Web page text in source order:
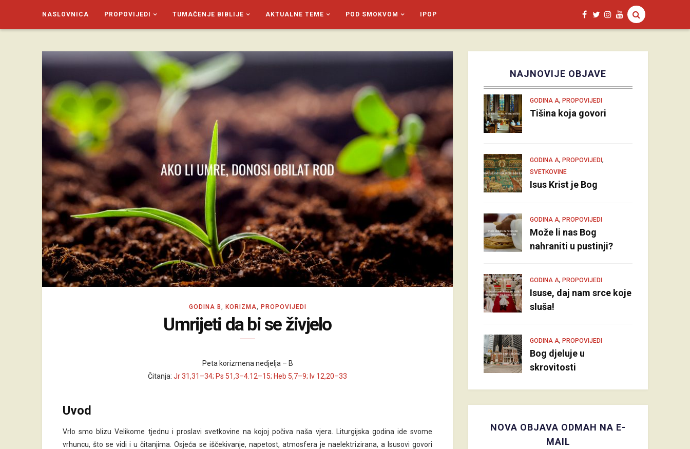
NASLOVNICA PROPOVIJEDI TUMAČENJE BIBLIJE AKTUALNE TEME POD SMOKVOM IPOP
SAGUD.XYZ
GODINA B, KORIZMA, PROPOVIJEDI
Umrijeti da bi se živjelo
Peta korizmena nedjelja – B
Čitanja: Jr 31,31–34; Ps 51,3–4.12–15; Heb 5,7–9; Iv 12,20–33
Uvod
Vrlo smo blizu Velikome tjednu i proslavi svetkovine na kojoj počiva naša vjera. Liturgijska godina ide svome
vrhuncu, što se vidi i u čitanjima. Osjeća se iščekivanje, napetost, atmosfera je naelektrizirana, a Isusovi govori
NAJNOVIJE OBJAVE
GODINA A, PROPOVIJEDI
Tišina koja govori
GODINA A, PROPOVIJEDI ,
SVETKOVINE
Isus Krist je Bog
GODINA A, PROPOVIJEDI
Može li nas Bog
nahraniti u pustinji?
GODINA A, PROPOVIJEDI
Isuse, daj nam srce koje
sluša!
GODINA A, PROPOVIJEDI
Bog djeluje u
skrovitosti
NOVA OBJAVA ODMAH NA E-
MAIL